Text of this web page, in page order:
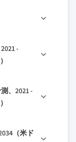
与える要因
-
、2021 -
（米ド